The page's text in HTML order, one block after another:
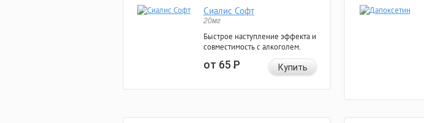
Сиалис Софт
20мг
Быстрое наступление эффекта и
совместимость с алкоголем.
от 65Р Купить